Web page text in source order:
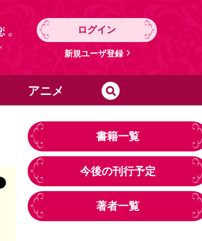
ログイン
新規ユーザ登録
アニメ
書籍一覧
今後の刊行予定
著者一覧